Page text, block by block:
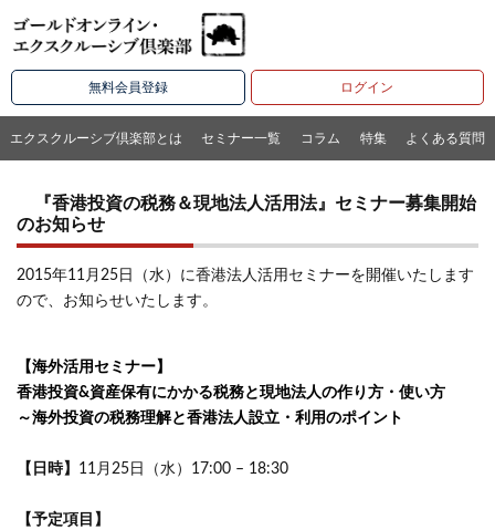
無料会員登録 ログイン
エクスクルーシブ倶楽部とは セミナー一覧 コラム 特集 よくある質問
『香港投資の税務＆現地法人活用法』セミナー募集開始
のお知らせ
2015年11月25日（水）に香港法人活用セミナーを開催いたします
ので、お知らせいたします。
【海外活用セミナー】
香港投資&資産保有にかかる税務と現地法人の作り方・使い方
～海外投資の税務理解と香港法人設立・利用のポイント
【日時】 11月25日（水）17:00 – 18:30
【予定項目】